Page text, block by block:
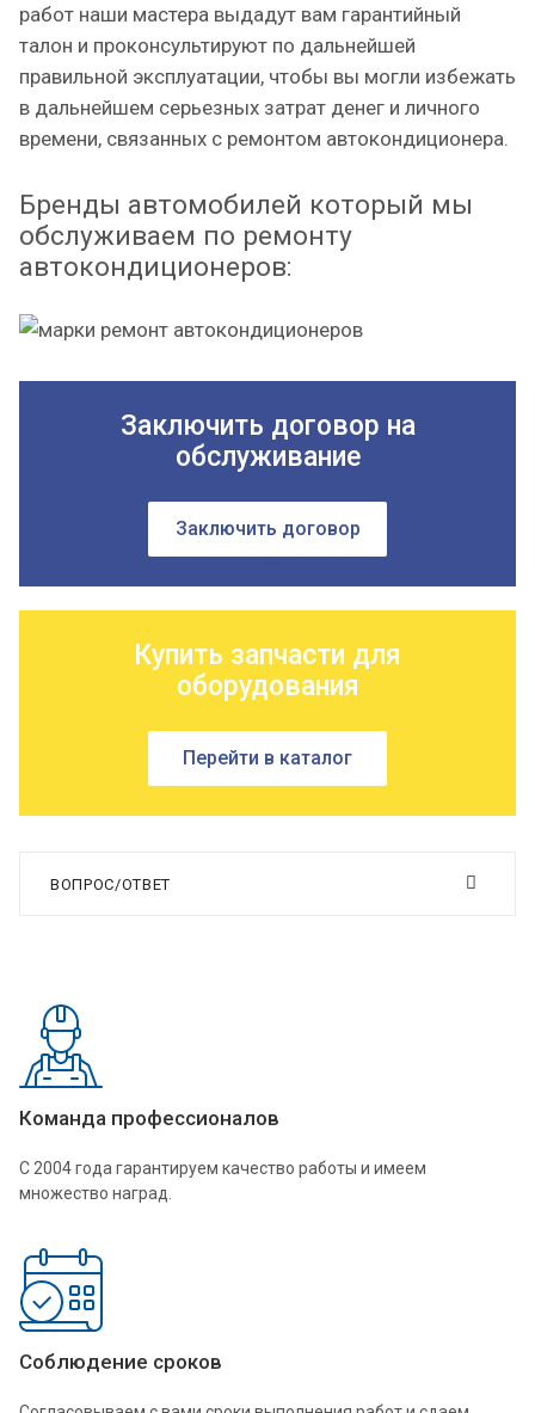
работ наши мастера выдадут вам гарантийный
талон и проконсультируют по дальнейшей
правильной эксплуатации, чтобы вы могли избежать
в дальнейшем серьезных затрат денег и личного
времени, связанных с ремонтом автокондиционера.
Бренды автомобилей который мы
обслуживаем по ремонту
автокондиционеров:
Заключить договор на
обслуживание
Заключить договор
Купить запчасти для
оборудования
Перейти в каталог
ВОПРОС/ОТВЕТ
Команда профессионалов
С 2004 года гарантируем качество работы и имеем
множество наград.
Соблюдение сроков